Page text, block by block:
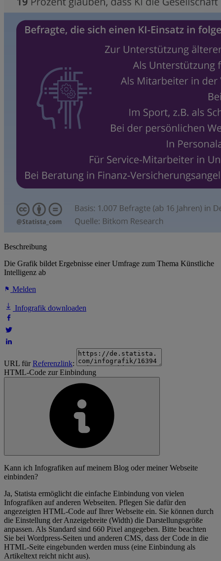
Beschreibung
Die Grafik bildet Ergebnisse einer Umfrage zum Thema Künstliche
Intelligenz ab
Melden
Infografik downloaden
URL fürReferenzlink:
HTML-Code zur Einbindung
Kann ich Infografiken auf meinem Blog oder meiner Webseite
einbinden?
Ja, Statista ermöglicht die einfache Einbindung von vielen
Infografiken auf anderen Webseiten. Pflegen Sie dafür den
angezeigten HTML-Code auf Ihrer Webseite ein. Sie können durch
die Einstellung der Anzeigebreite (Width) die Darstellungsgröße
anpassen. Als Standard sind 660 Pixel angegeben. Bitte beachten
Sie bei Wordpress-Seiten und anderen CMS, dass der Code in die
HTML-Seite eingebunden werden muss (eine Einbindung als
Artikeltext reicht nicht aus).